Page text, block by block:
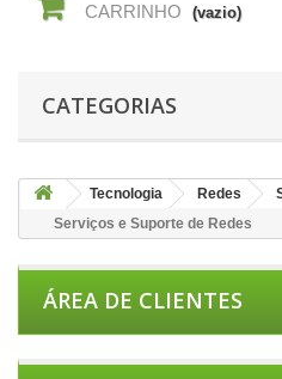
CARRINHO (vazio)
CATEGORIAS
Tecnologia Redes
Serviços e Suporte de Redes
ÁREA DE CLIENTES